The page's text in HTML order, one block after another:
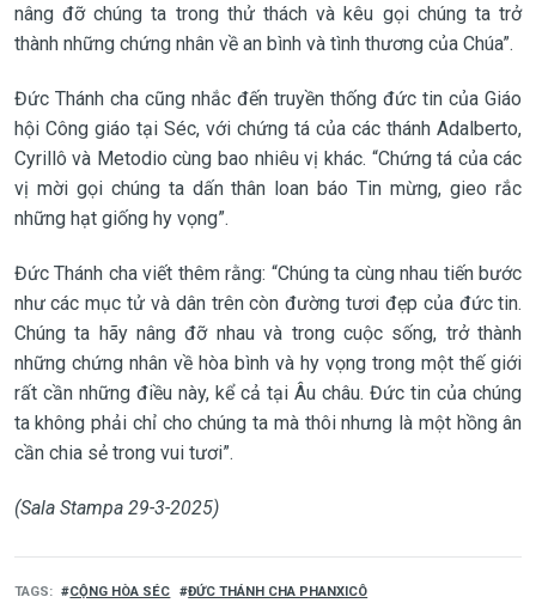
nâng đỡ chúng ta trong thử thách và kêu gọi chúng ta trở
thành những chứng nhân về an bình và tình thương của Chúa”.
Đức Thánh cha cũng nhắc đến truyền thống đức tin của Giáo
hội Công giáo tại Séc, với chứng tá của các thánh Adalberto,
Cyrillô và Metodio cùng bao nhiêu vị khác. “Chứng tá của các
vị mời gọi chúng ta dấn thân loan báo Tin mừng, gieo rắc
những hạt giống hy vọng”.
Đức Thánh cha viết thêm rằng: “Chúng ta cùng nhau tiến bước
như các mục tử và dân trên còn đường tươi đẹp của đức tin.
Chúng ta hãy nâng đỡ nhau và trong cuộc sống, trở thành
những chứng nhân về hòa bình và hy vọng trong một thế giới
rất cần những điều này, kể cả tại Âu châu. Đức tin của chúng
ta không phải chỉ cho chúng ta mà thôi nhưng là một hồng ân
cần chia sẻ trong vui tươi”.
(Sala Stampa 29-3-2025)
TAGS CỘNG HÒA SÉC ĐỨC THÁNH CHA PHANXICÔ